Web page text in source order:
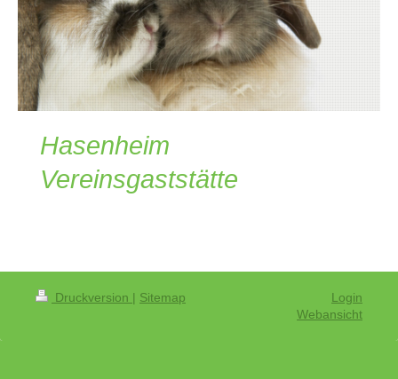
Hasenheim
Vereinsgaststätte
Druckversion | Sitemap
Login
Webansicht